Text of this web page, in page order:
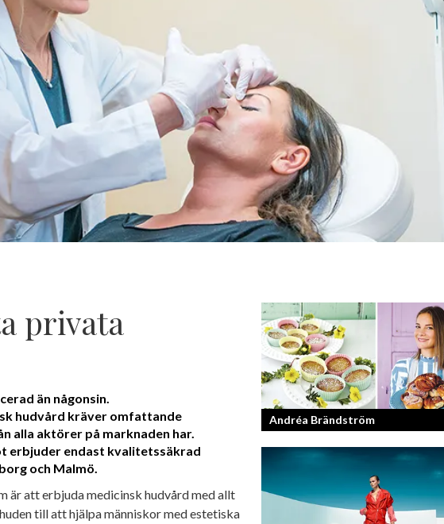
privata
än någonsin.
hudvård kräver omfattande
alla aktörer på marknaden har.
erbjuder endast kvalitetssäkrad
och Malmö.
är att erbjuda medicinsk hudvård med allt
till att hjälpa människor med estetiska
Andréa Brändström
Vinnare av Hela Sverige Bakar 2017.